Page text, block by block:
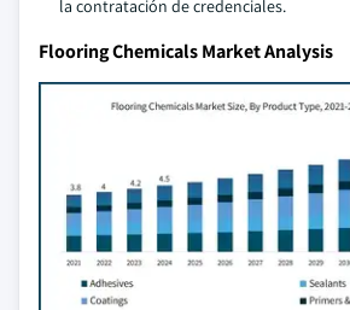
la contratación de credenciales.
Flooring Chemicals Market Analysis